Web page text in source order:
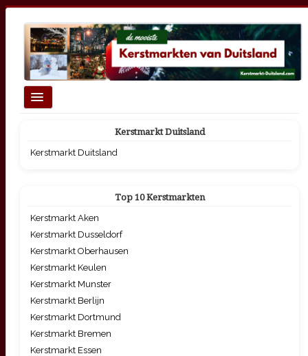
Schakelen
navigatie
Top 10 Grootste Kerstmarkten
Kerstmarkt Duitsland
Kerstmarkt Duitsland
Top 10 Kerstmarkten
Kerstmarkt Aken
Kerstmarkt Dusseldorf
Kerstmarkt Oberhausen
Kerstmarkt Keulen
Kerstmarkt Munster
Kerstmarkt Berlijn
Kerstmarkt Dortmund
Kerstmarkt Bremen
Kerstmarkt Essen